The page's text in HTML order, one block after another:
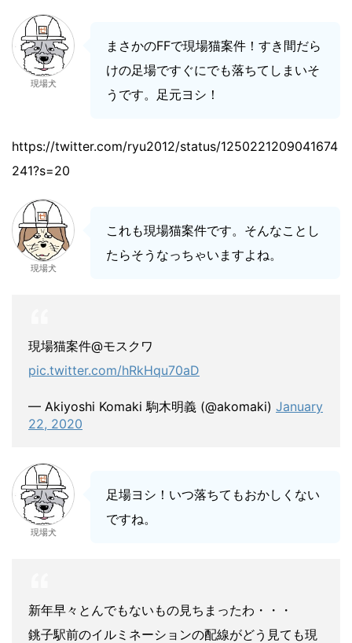
現場犬
まさかのFFで現場猫案件！すき間だら
けの足場ですぐにでも落ちてしまいそ
うです。足元ヨシ！
https://twitter.com/ryu2012/status/1250221209041674
241?s=20
現場犬
これも現場猫案件です。そんなことし
たらそうなっちゃいますよね。
現場猫案件@モスクワ
pic.twitter.com/hRkHqu70aD
— Akiyoshi Komaki 駒木明義 (@akomaki) January
22, 2020
現場犬
足場ヨシ！いつ落ちてもおかしくない
ですね。
新年早々とんでもないもの見ちまったわ・・・
銚子駅前のイルミネーションの配線がどう見ても現